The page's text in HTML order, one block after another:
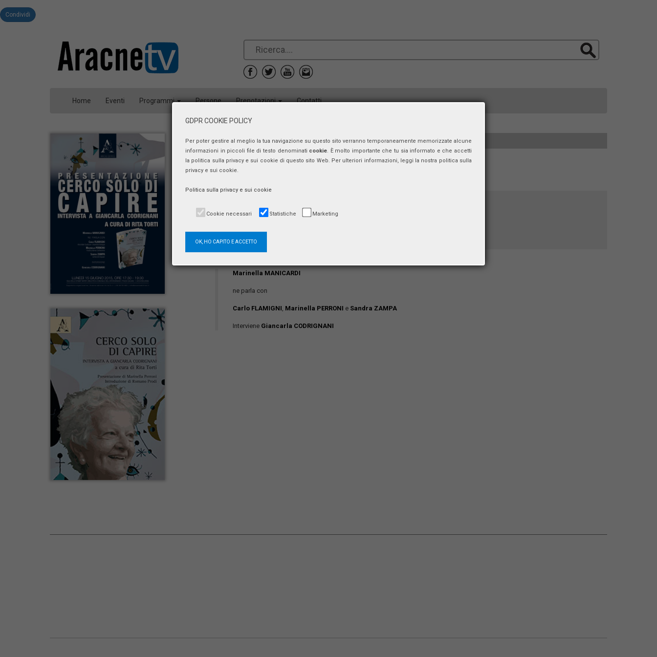
Condividi
Home Eventi Programmi Persone Prenotazioni Contatti
Presentazione
lunedì 15 giugno 2015, ore 17:30 - 19:30
Biblioteca comunale dell’Archiginasio
Marinella MANICARDI
ne parla con
Carlo FLAMIGNI, Marinella PERRONI e Sandra ZAMPA
Interviene Giancarla CODRIGNANI
GDPR COOKIE POLICY
Per poter gestire al meglio la tua navigazione su questo sito verranno temporaneamente memorizzate alcune
informazioni in piccoli file di testo denominati cookie. È molto importante che tu sia informato e che accetti
la politica sulla privacy e sui cookie di questo sito Web. Per ulteriori informazioni, leggi la nostra politica sulla
privacy e sui cookie.
Politica sulla privacy e sui cookie
Cookie necessari Statistiche Marketing
OK, HO CAPITO E ACCETTO